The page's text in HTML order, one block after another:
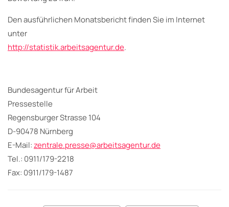
Den ausführlichen Monatsbericht finden Sie im Internet
unter
http://statistik.arbeitsagentur.de.
Bundesagentur für Arbeit
Pressestelle
Regensburger Strasse 104
D-90478 Nürnberg
E-Mail:zentrale.presse@arbeitsagentur.de
Tel.: 0911/179-2218
Fax: 0911/179-1487